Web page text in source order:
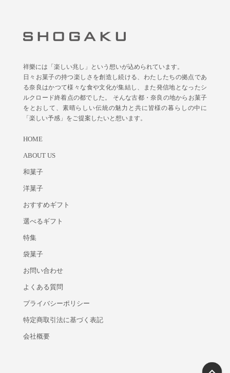
祥樂には「楽しい兆し」という想いが込められています。
日々お菓子の持つ楽しさを創造し続ける、わたしたちの拠点であ
る奈良はかつて様々な食や文化が集結し、また発信地となったシ
ルクロード終着点の都でした。 そんな古都・奈良の地からお菓子
をとおして、素晴らしい伝統の魅力と共に皆様の暮らしの中に
「楽しい予感」をご提案したいと想います。
HOME
ABOUT US
和菓子
洋菓子
おすすめギフト
選べるギフト
特集
袋菓子
お問い合わせ
よくある質問
プライバシーポリシー
特定商取引法に基づく表記
会社概要